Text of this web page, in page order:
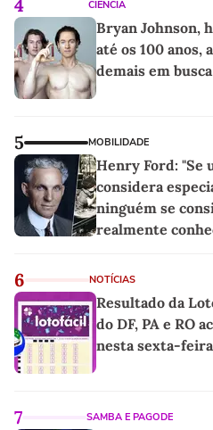
4 CIÊNCIA
Bryan Johnson,
até os 100 anos,
demais em
5 MOBILIDADE
Henry Ford: "Se
considera
ninguém se
realmente
6 NOTÍCIAS
Resultado da
do DF, PA e RO
nesta sexta-feira
7 SAMBA E PAGODE